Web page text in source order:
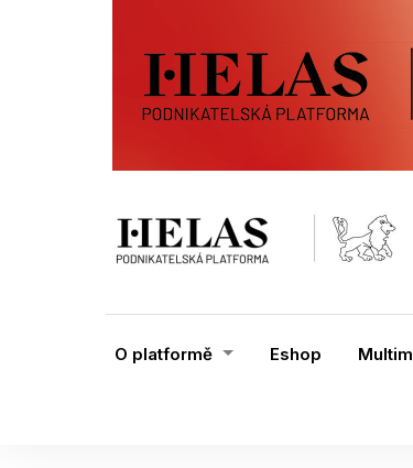
O platformě Eshop